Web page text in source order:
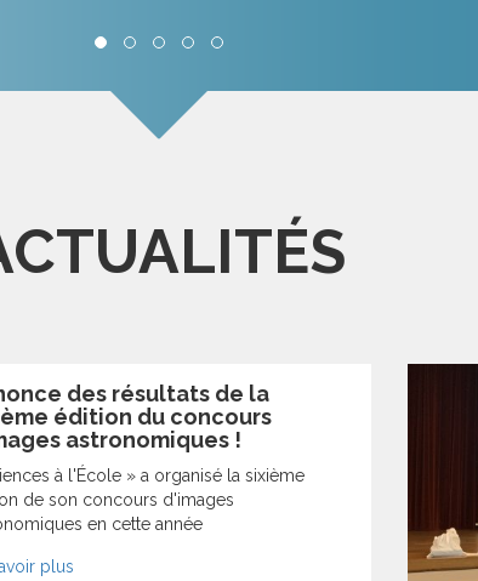
des résultats de la
édition du concours
astronomiques !
à l'École » a organisé la sixième
de son concours d'images
en cette année
plus